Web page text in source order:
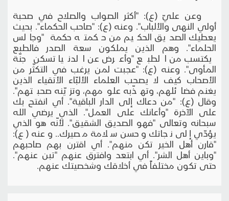
وعن عليّ (ع): "أكثر الصواب والصلاح في صحبة
أولي النهى والألباب". وعنه (ع): "صاحب الحكماء". بحيث
يعطيك الصديق الحكيم من حكمته حكمة "وجالس
الحلماء". وهم الذين يملكون سعة الصدر فالطبع
يكتسب من الطبع "وأعرض عن الدنيا تسكن جنّة
المأوى". وعنه (ع): "عجبت لمن يرغب في التكثّر من
الأصحاب كيف لا يصحب العلماء الألبّاء الأتقياء الذين
يغنم فضائلهم، وتهذّبه علومهم، وتزيّنه صحبتهم".
وقال (ع): "من دعاك إلى الدار الباقية". أي انفتح بك
على الآخرة "وأعانك على العمل". الذي يرضي الله
سبحانه وتعالى "فهو الصديق الشقيق". لأنّه هو الذي
يؤدّي إلى نجاتك وحسن سلامة مصيرك.. وعنه (ع):
"قارن أهل الخير تكن منهم". أي اقترن بهم صاحبهم
"وباين أهل الشر". أي ابتعد وافترق عنهم "تبن عنهم".
حتى تكون مختلفاً في أخلاقك وشخصيتك عنهم.